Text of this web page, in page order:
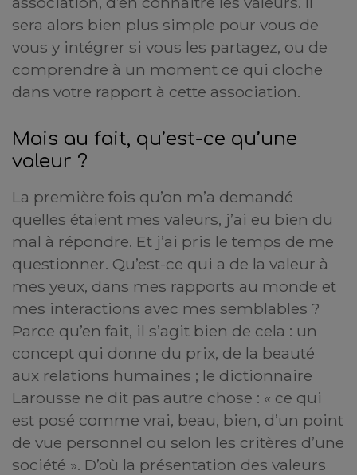
sera alors bien plus simple pour vous de
vous y intégrer si vous les partagez, ou de
comprendre à un moment ce qui cloche
dans votre rapport à cette association.
Mais au fait, qu’est-ce qu’une
valeur ?
La première fois qu’on m’a demandé
quelles étaient mes valeurs, j’ai eu bien du
mal à répondre. Et j’ai pris le temps de me
questionner. Qu’est-ce qui a de la valeur à
mes yeux, dans mes rapports au monde et
mes interactions avec mes semblables ?
Parce qu’en fait, il s’agit bien de cela : un
concept qui donne du prix, de la beauté
aux relations humaines ; le dictionnaire
Larousse ne dit pas autre chose : « ce qui
est posé comme vrai, beau, bien, d’un point
de vue personnel ou selon les critères d’une
société ». D’où la présentation des valeurs